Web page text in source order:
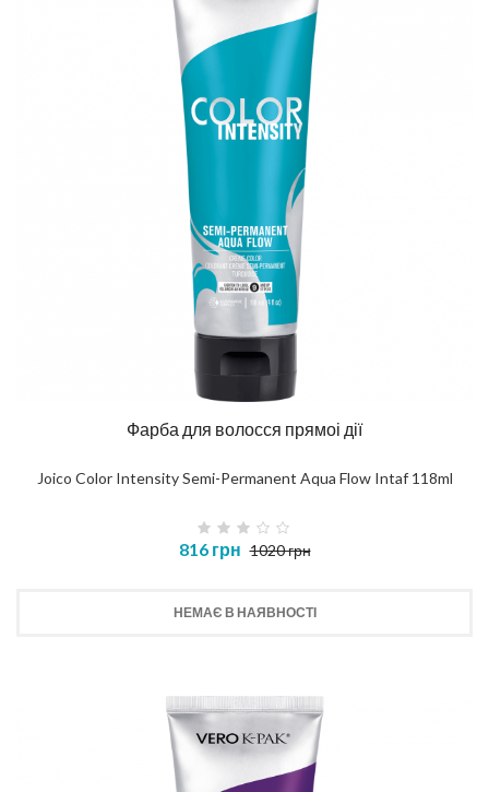
Фарба для волосся прямоі дії
Joico Color Intensity Semi-Permanent Aqua Flow Intaf 118ml
816 грн 1020 грн
НЕМАЄ В НАЯВНОСТІ